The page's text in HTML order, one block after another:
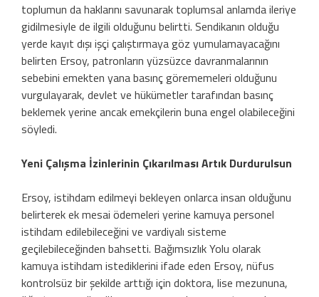
toplumun da haklarını savunarak toplumsal anlamda ileriye
gidilmesiyle de ilgili olduğunu belirtti. Sendikanın olduğu
yerde kayıt dışı işçi çalıştırmaya göz yumulamayacağını
belirten Ersoy, patronların yüzsüzce davranmalarının
sebebini emekten yana basınç görememeleri olduğunu
vurgulayarak, devlet ve hükümetler tarafından basınç
beklemek yerine ancak emekçilerin buna engel olabileceğini
söyledi.
Yeni Çalışma İzinlerinin Çıkarılması Artık Durdurulsun
Ersoy, istihdam edilmeyi bekleyen onlarca insan olduğunu
belirterek ek mesai ödemeleri yerine kamuya personel
istihdam edilebileceğini ve vardiyalı sisteme
geçilebileceğinden bahsetti. Bağımsızlık Yolu olarak
kamuya istihdam istediklerini ifade eden Ersoy, nüfus
kontrolsüz bir şekilde arttığı için doktora, lise mezununa,